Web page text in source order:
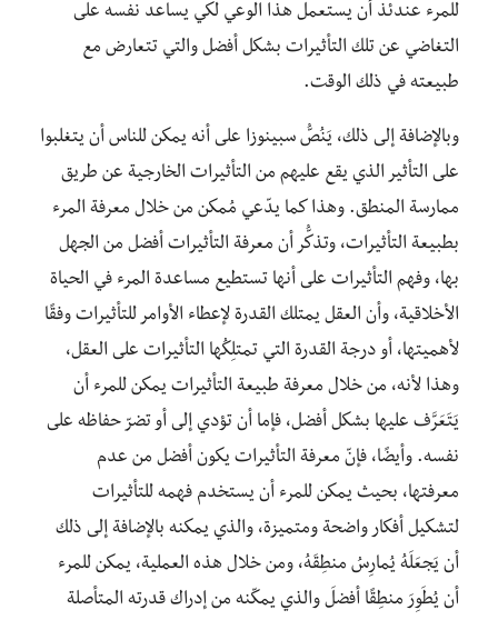
للمرء عندئذ أن يستعمل هذا الوعي لكي يساعد نفسه على
التغاضي عن تلك التأثيرات بشكل أفضل والتي تتعارض مع
طبيعته في ذلك الوقت.
وبالإضافة إلى ذلك، يَنُصُّ سبينوزا على أنه يمكن للناس أن يتغلبوا
على التأثير الذي يقع عليهم من التأثيرات الخارجية عن طريق
ممارسة المنطق. وهذا كما يدّعي مُمكن من خلال معرفة المرء
بطبيعة التأثيرات، وتذكُّر أن معرفة التأثيرات أفضل من الجهل
بها، وفهم التأثيرات على أنها تستطيع مساعدة المرء في الحياة
الأخلاقية، وأن العقل يمتلك القدرة لإعطاء الأوامر للتأثيرات وفقًا
لأهميتها، أو درجة القدرة التي تمتلِكُها التأثيرات على العقل،
وهذا لأنه، من خلال معرفة طبيعة التأثيرات يمكن للمرء أن
يَتَعَرَّف عليها بشكل أفضل، فإما أن تؤدي إلى أو تضرّ حفاظه على
نفسه. وأيضًا، فإنّ معرفة التأثيرات يكون أفضل من عدم
معرفتها، بحيث يمكن للمرء أن يستخدم فهمه للتأثيرات
لتشكيل أفكار واضحة ومتميزة، والذي يمكنه بالإضافة إلى ذلك
أن يَجعَلَهُ يُمارِسُ منطِقَهُ، ومن خلال هذه العملية، يمكن للمرء
أن يُطَوِرَ منطِقًا أفضلَ والذي يمكّنه من إدراك قدرته المتأصلة